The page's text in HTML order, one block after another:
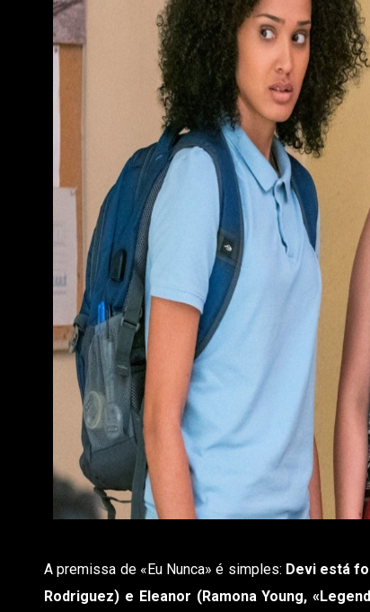
A premissa de «Eu Nunca» é simples: Devi está
Rodriguez) e Eleanor (Ramona Young,